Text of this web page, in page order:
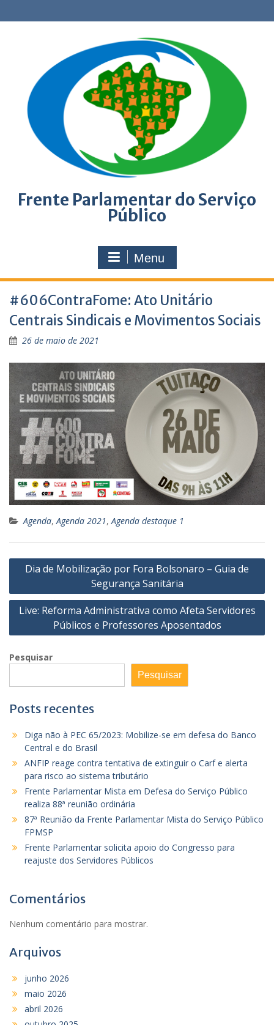
to
Frente Parlamentar do Serviço
Público
Menu
#606ContraFome: Ato Unitário
Centrais Sindicais e Movimentos Sociais
26 de maio de 2021
Agenda,Agenda 2021,Agenda destaque 1
Navegação
Post
Dia de Mobilização por Fora Bolsonaro – Guia de
Segurança Sanitária
Live: Reforma Administrativa como Afeta Servidores
Públicos e Professores Aposentados
Pesquisar
Pesquisar
Posts recentes
Diga não à PEC 65/2023: Mobilize-se em defesa do Banco
Central e do Brasil
ANFIP reage contra tentativa de extinguir o Carf e alerta
para risco ao sistema tributário
Frente Parlamentar Mista em Defesa do Serviço Público
realiza 88ª reunião ordinária
87ª Reunião da Frente Parlamentar Mista do Serviço Público
FPMSP
Frente Parlamentar solicita apoio do Congresso para
reajuste dos Servidores Públicos
Comentários
Nenhum comentário para mostrar.
Arquivos
junho 2026
maio 2026
abril 2026